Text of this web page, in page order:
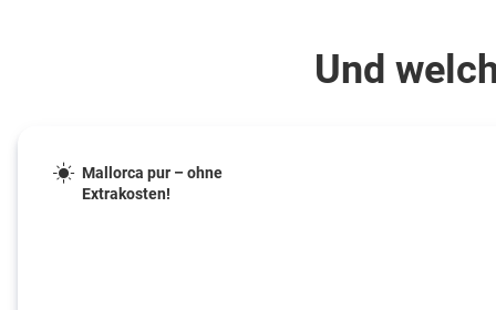
Und
Mallorca pur – ohne
Extrakosten!